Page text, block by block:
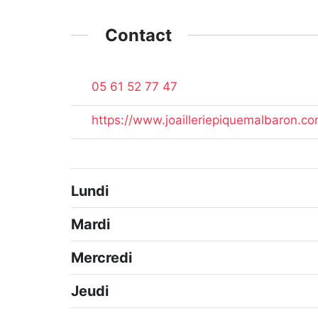
Contact
05 61 52 77 47
https://
Lundi
Mardi
Mercredi
Jeudi